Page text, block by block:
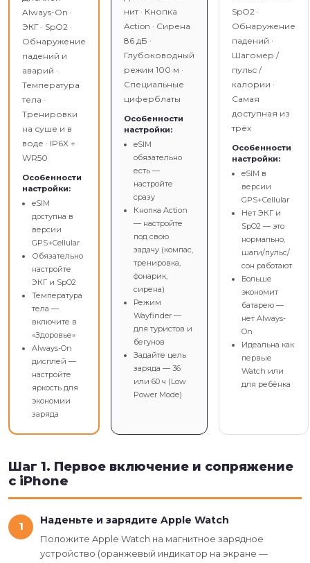
Always-On ·
ЭКГ · SpO2 ·
Обнаружение
падений и
аварий ·
Температура
тела ·
Тренировки
на суше и в
воде · IP6X +
WR50
Особенности
настройки:
eSIM
доступна в
версии
GPS+Cellular
Обязательно
настройте
ЭКГ и SpO2
Температура
тела —
включите в
«Здоровье»
Always-On
дисплей —
настройте
яркость для
экономии
заряда
нит · Кнопка
Action · Сирена
86 дБ ·
Глубоководный
режим 100 м ·
Специальные
циферблаты
Особенности
настройки:
eSIM
обязательно
есть —
настройте
сразу
Кнопка Action
— настройте
под свою
задачу (компас,
тренировка,
фонарик,
сирена)
Режим
Wayfinder —
для туристов и
бегунов
Задайте цель
заряда — 36
или 60 ч (Low
Power Mode)
SpO2 ·
Обнаружение
падений ·
Шагомер /
пульс /
калории ·
Самая
доступная из
трёх
Особенности
настройки:
eSIM в
версии
GPS+Cellular
Нет ЭКГ и
SpO2 — это
нормально,
шаги/пульс/
сон работают
Больше
экономит
батарею —
нет Always-
On
Идеальна как
первые
Watch или
для ребёнка
Шаг 1. Первое включение и сопряжение
с iPhone
1
Наденьте и зарядите Apple Watch
Положите Apple Watch на магнитное зарядное
устройство (оранжевый индикатор на экране —